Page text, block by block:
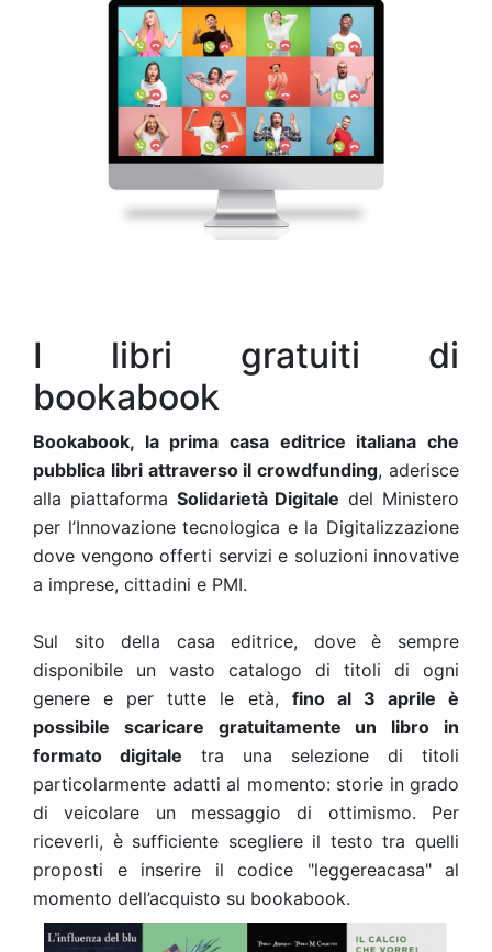
I libri gratuiti di
bookabook
Bookabook, la prima casa editrice italiana che
pubblica libri attraverso il crowdfunding, aderisce
alla piattaforma Solidarietà Digitale del Ministero
per l’Innovazione tecnologica e la Digitalizzazione
dove vengono offerti servizi e soluzioni innovative
a imprese, cittadini e PMI.
Sul sito della casa editrice, dove è sempre
disponibile un vasto catalogo di titoli di ogni
genere e per tutte le età, fino al 3 aprile è
possibile scaricare gratuitamente un libro in
formato digitale tra una selezione di titoli
particolarmente adatti al momento: storie in grado
di veicolare un messaggio di ottimismo. Per
riceverli, è sufficiente scegliere il testo tra quelli
proposti e inserire il codice "leggereacasa" al
momento dell’acquisto su bookabook.